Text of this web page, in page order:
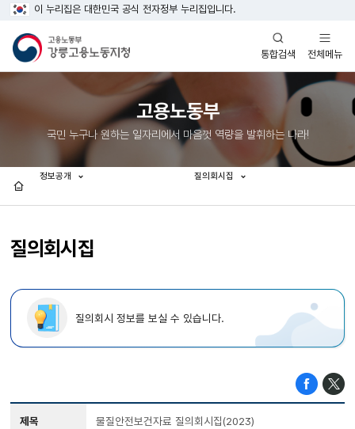
이 누리집은 대한민국 공식 전자정부 누리집입니다.
통합검색
열기
전체메뉴
열기
고용노동부
국민 누구나 원하는 일자리에서 마음껏 역량을 발휘하는 나라!
질의회시집
정보공개 질의회시집
질의회시 정보를 보실 수 있습니다.
제목 물질안전보건자료 질의회시집(2023)